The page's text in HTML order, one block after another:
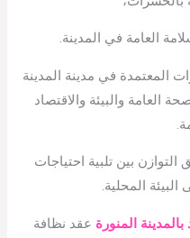
العامة في المدينة.
المعتمدة في مدينة المدينة
العامة والبيئة والاقتصاد
بين تلبية احتياجات
المحلية.
المنورة عقد نظافة